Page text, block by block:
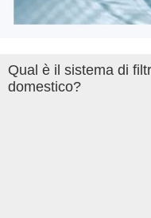
Qual è il sistema di
domestico?